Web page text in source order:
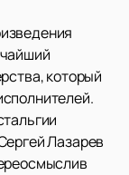
который
Лазарев